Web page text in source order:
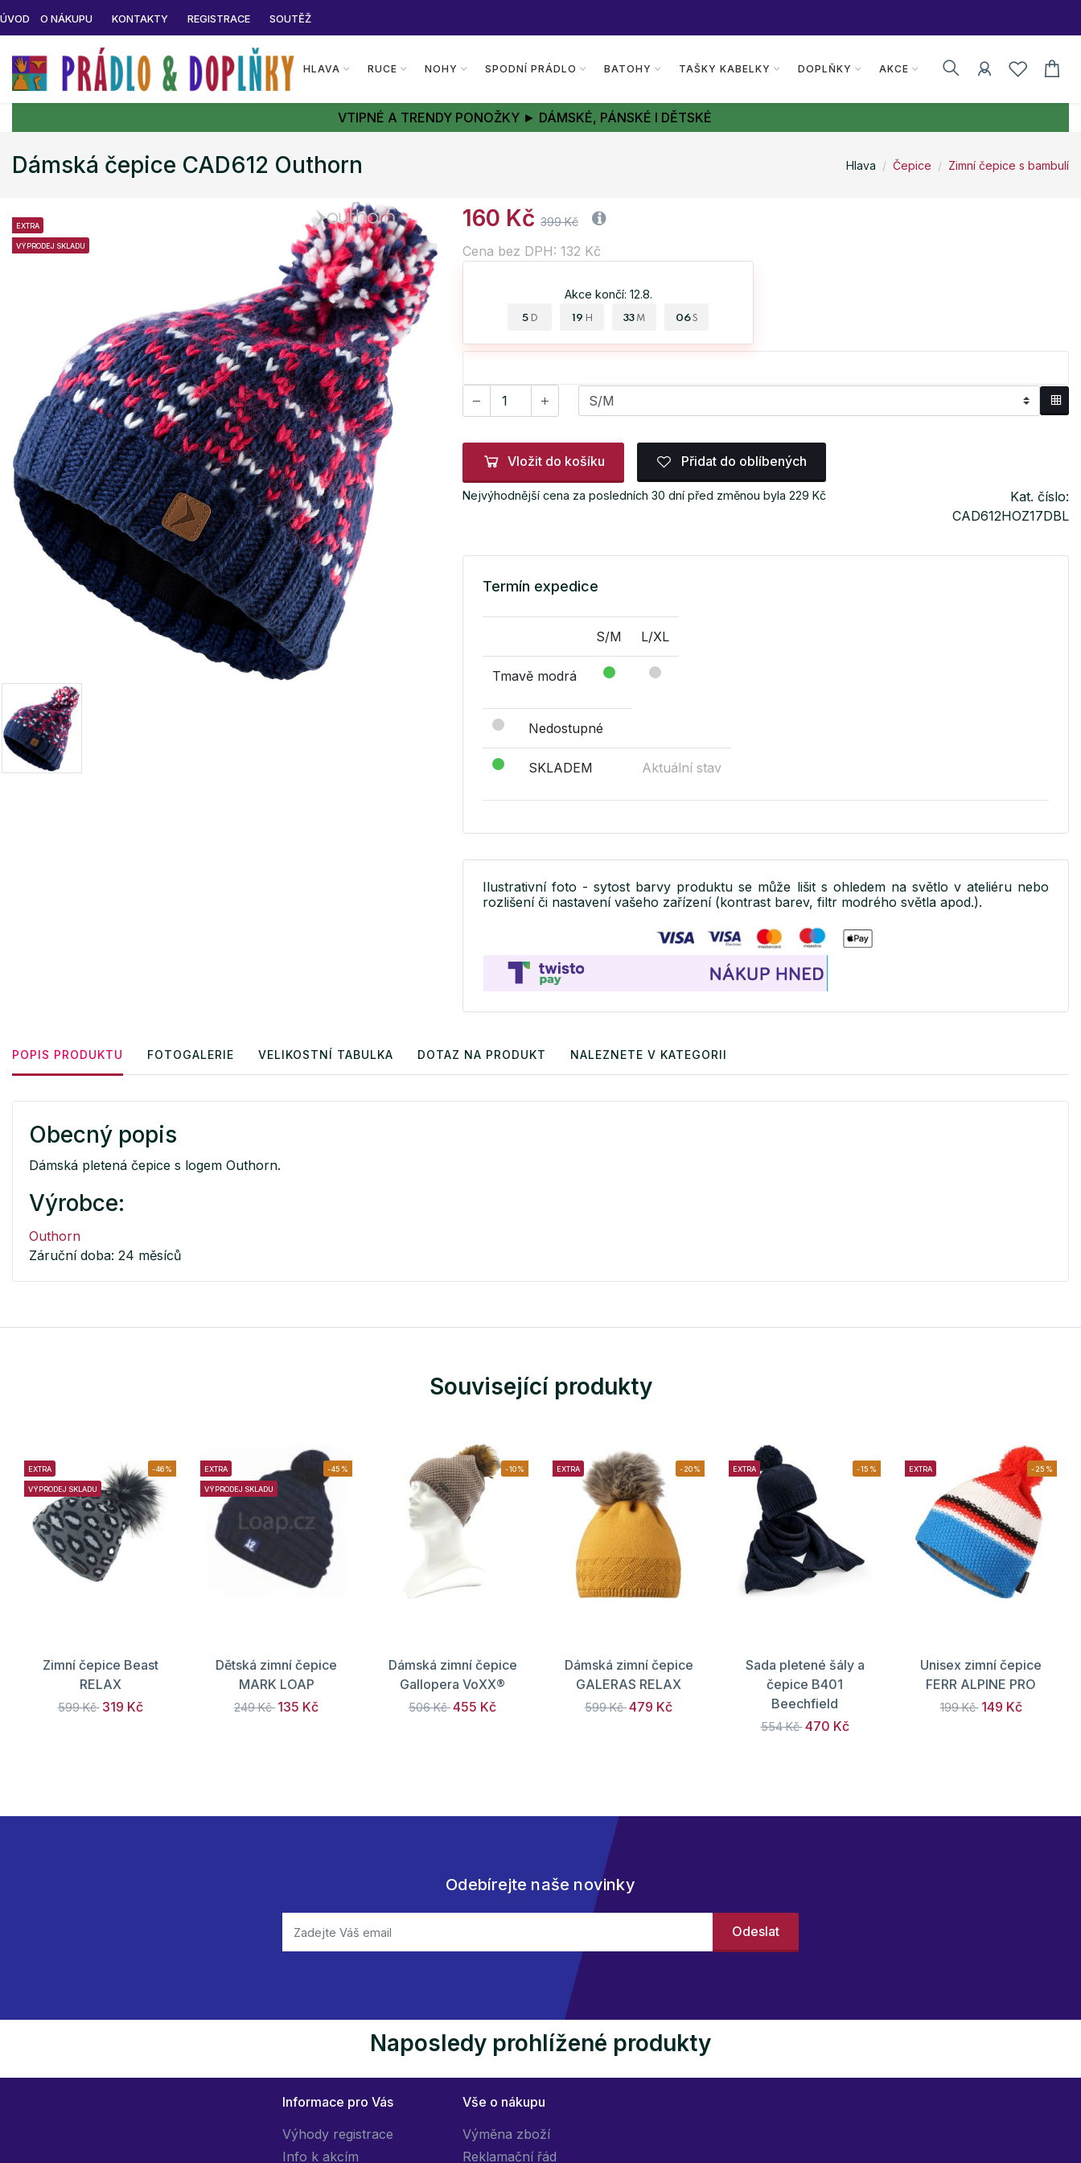
ÚVOD O NÁKUPU KONTAKTY REGISTRACE SOUTĚŽ
HLAVA RUCE NOHY SPODNÍ PRÁDLO BATOHY TAŠKY KABELKY DOPLŇKY AKCE
VTIPNÉ A TRENDY PONOŽKY ► DÁMSKÉ, PÁNSKÉ I DĚTSKÉ
Dámská čepice CAD612 Outhorn Hlava Čepice Zimní čepice s bambulí
EXTRA
VÝPRODEJ SKLADU
160 Kč 399 Kč
Cena bez DPH: 132 Kč
Akce končí: 12.8.
5 D 19 H 33 M 05 S
Vložit do košíku Přidat do oblíbených
Nejvýhodnější cena za posledních 30 dní před změnou byla 229 Kč
Kat. číslo:
CAD612HOZ17DBL
Termín expedice
S/M L/XL
Tmavě modrá
Nedostupné
SKLADEM Aktuální stav
Ilustrativní foto - sytost barvy produktu se může lišit s ohledem na světlo v ateliéru nebo
rozlišení či nastavení vašeho zařízení (kontrast barev, filtr modrého světla apod.).
POPIS PRODUKTU FOTOGALERIE VELIKOSTNÍ TABULKA DOTAZ NA PRODUKT NALEZNETE V KATEGORII
Obecný popis
Dámská pletená čepice s logem Outhorn.
Výrobce:
Outhorn
Záruční doba: 24 měsíců
Související produkty
EXTRA
VÝPRODEJ SKLADU
-46%
Zimní čepice Beast
RELAX
599 Kč 319 Kč
EXTRA
VÝPRODEJ SKLADU
-45%
Dětská zimní čepice
MARK LOAP
249 Kč 135 Kč
-10%
Dámská zimní čepice
Gallopera VoXX®
506 Kč455 Kč
EXTRA -20%
Dámská zimní čepice
GALERAS RELAX
599 Kč479 Kč
EXTRA -15%
Sada pletené šály a
čepice B401
Beechfield
554 Kč 470 Kč
EXTRA -25%
Unisex zimní čepice
FERR ALPINE PRO
199 Kč 149 Kč
Odebírejte naše novinky
Naposledy prohlížené produkty
Informace pro Vás
Výhody registrace
Info k akcím
Vše o nákupu
Výměna zboží
Reklamační řád